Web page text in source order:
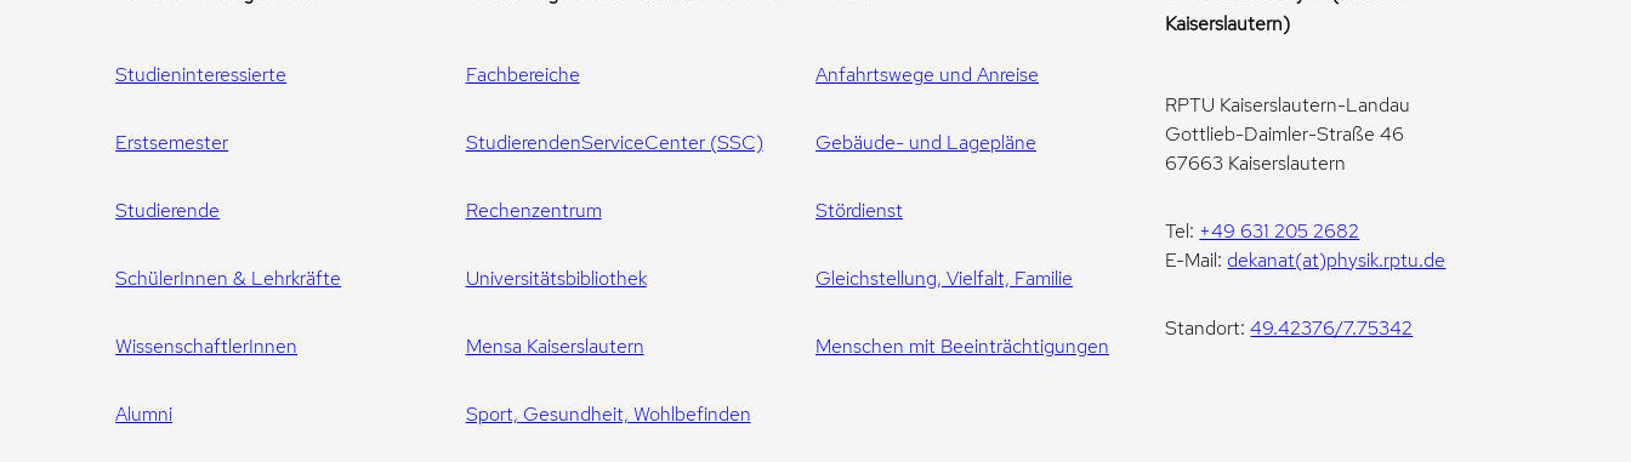
Studieninteressierte
Erstsemester
Studierende
SchülerInnen & Lehrkräfte
WissenschaftlerInnen
Alumni
Fachbereiche
StudierendenServiceCenter (SSC)
Rechenzentrum
Universitätsbibliothek
Mensa Kaiserslautern
Sport, Gesundheit, Wohlbefinden
Anfahrtswege und Anreise
Gebäude- und Lagepläne
Stördienst
Gleichstellung, Vielfalt, Familie
Menschen mit Beeinträchtigungen
Kaiserslautern)
RPTU Kaiserslautern-Landau
Gottlieb-Daimler-Straße 46
67663 Kaiserslautern
Tel: +49 631 205 2682
E-Mail: dekanat(at)physik.rptu.de
Standort:49.42376/7.75342